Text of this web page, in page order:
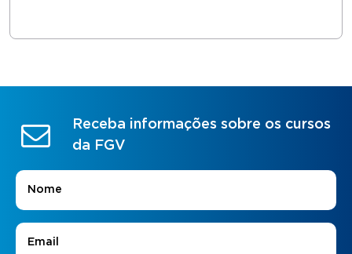
Receba informações sobre os cursos
da FGV
Nome
E-mail